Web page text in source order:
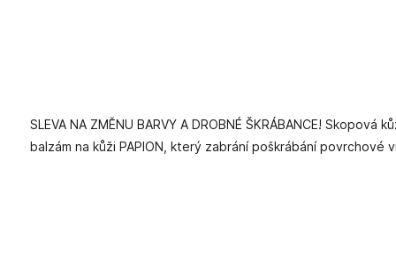
SLEVA NA ZMĚNU BARVY A DROBNÉ ŠKRÁBANCE!
balzám na kůži PAPION, který zabrání poškrábání